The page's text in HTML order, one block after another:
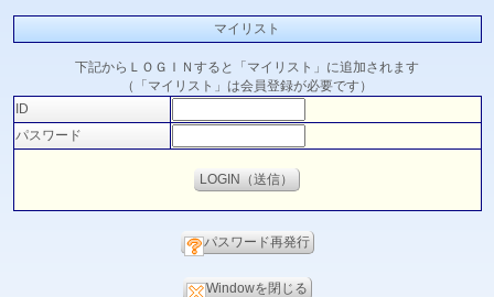
マイリスト
下記からＬＯＧＩＮすると「マイリスト」に追加されます
（「マイリスト」は会員登録が必要です）
ID
パスワード
パスワード再発行
Windowを閉じる